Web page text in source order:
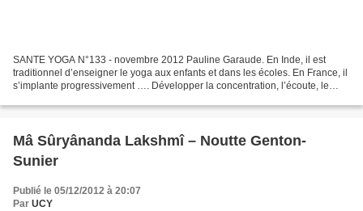
SANTE YOGA N°133 - novembre 2012 Pauline Garaude. En Inde, il est
traditionnel d’enseigner le yoga aux enfants et dans les écoles. En France, il
s’implante progressivement …. Développer la concentration, l’écoute, le
Mâ Sûryânanda Lakshmî – Noutte Genton-
Sunier
Publié le 05/12/2012 à 20:07
Par UCY